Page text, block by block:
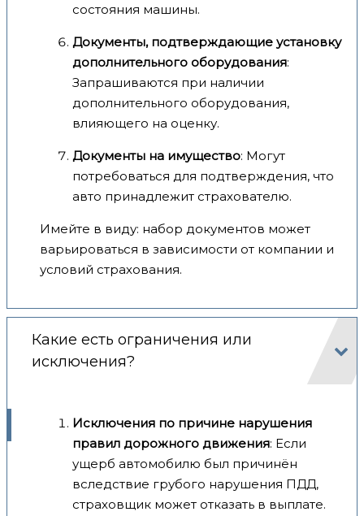
состояния машины.
Документы, подтверждающие установку
дополнительного оборудования:
Запрашиваются при наличии
дополнительного оборудования,
влияющего на оценку.
Документы на имущество: Могут
потребоваться для подтверждения, что
авто принадлежит страхователю.
Имейте в виду: набор документов может
варьироваться в зависимости от компании и
условий страхования.
Какие есть ограничения или
исключения?
Исключения по причине нарушения
правил дорожного движения: Если
ущерб автомобилю был причинён
вследствие грубого нарушения ПДД,
страховщик может отказать в выплате.